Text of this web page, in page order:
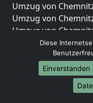
Umzug von
Umzug von
Umzug von
Umzug von
Umzug von
Umzug von
Umzug von
Diese
Einverstanden